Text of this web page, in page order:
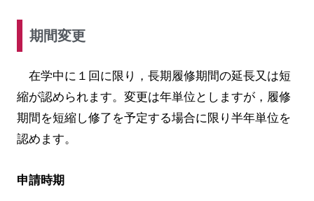
期間変更
在学中に１回に限り，長期履修期間の延長又は短
縮が認められます。 変更は年単位としますが，履修
期間を短縮し修了を予定する場合に限り半年単位を
認めます。
申請時期